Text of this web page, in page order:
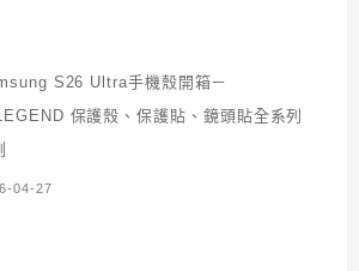
S26 Ultra手機殼開箱－
保護殼、保護貼、鏡頭貼全系列
04-27